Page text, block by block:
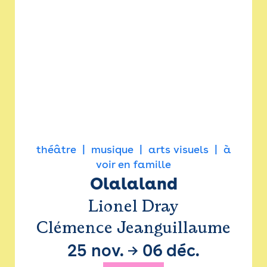
théâtre musique arts visuels
à
voir en famille
Olalaland
Lionel Dray
Clémence Jeanguillaume
25 nov. → 06 déc.